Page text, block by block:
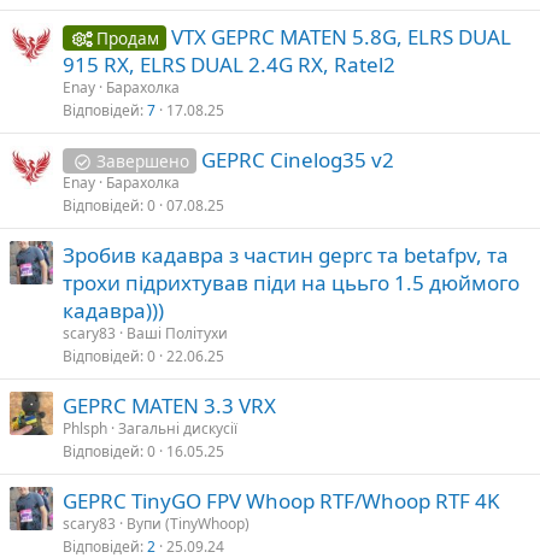
Продам VTX GEPRC MATEN 5.8G, ELRS DUAL
915 RX, ELRS DUAL 2.4G RX, Ratel2
Enay Барахолка
Відповідей 7 17.08.25
Завершено GEPRC Cinelog35 v2
Enay Барахолка
Відповідей 0 07.08.25
Зробив кадавра з частин geprc та betafpv, та
трохи підрихтував піди на цььго 1.5 дюймого
кадавра)))
scary83
Ваші Політухи
Відповідей 0 22.06.25
GEPRC MATEN 3.3 VRX
Phlsph Загальні дискусії
Відповідей 0 16.05.25
GEPRC TinyGO FPV Whoop RTF/Whoop RTF 4K
scary83
Вупи (TinyWhoop)
Відповідей 2 25.09.24